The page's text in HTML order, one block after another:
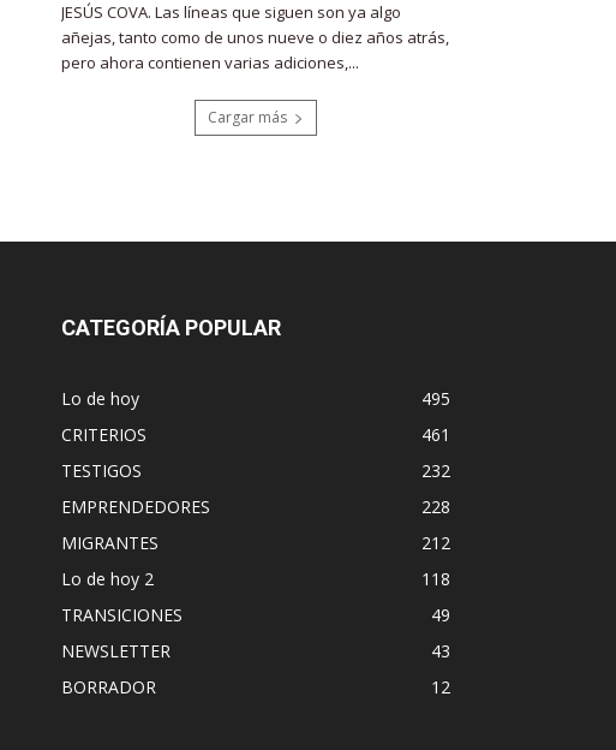
JESÚS COVA. Las líneas que siguen son ya algo
añejas, tanto como de unos nueve o diez años atrás,
pero ahora contienen varias adiciones,...
Cargar más
CATEGORÍA POPULAR
Lo de hoy
495
CRITERIOS
461
TESTIGOS
232
EMPRENDEDORES
228
MIGRANTES
212
Lo de hoy 2
118
TRANSICIONES
49
NEWSLETTER
43
BORRADOR
12